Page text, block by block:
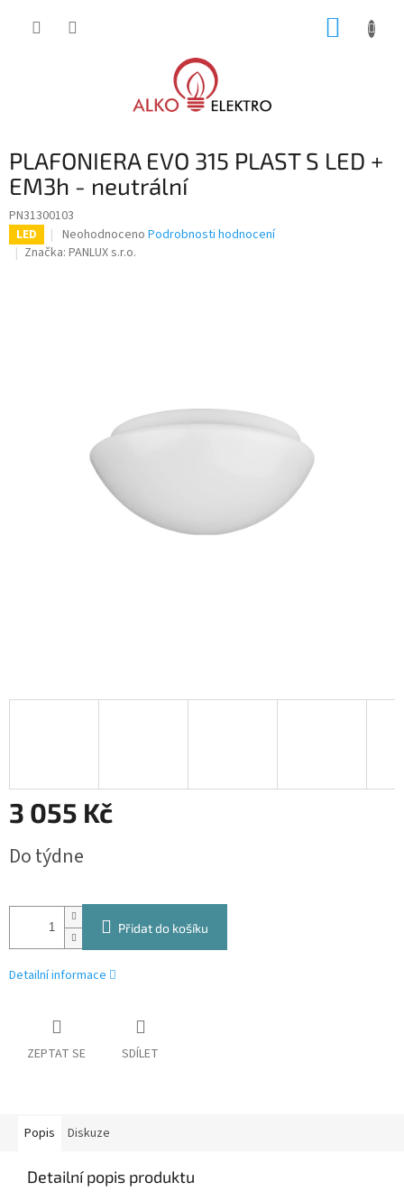
PLAFONIERA EVO 315 PLAST S LED +
EM3h - neutrální
PN31300103
LED
Průměrné
hodnocení
Neohodnoceno Podrobnosti hodnocení
Značka: PANLUX s.r.o.
3 055 Kč
cena:
Do týdne
Přidat do košíku
Detailní informace
ZEPTAT SE SDÍLET
Popis Diskuze
Detailní popis produktu